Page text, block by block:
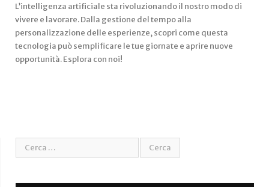
L’intelligenza artificiale sta rivoluzionando il nostro modo di
vivere e lavorare. Dalla gestione del tempo alla
personalizzazione delle esperienze, scopri come questa
tecnologia può semplificare le tue giornate e aprire nuove
opportunità. Esplora con noi!